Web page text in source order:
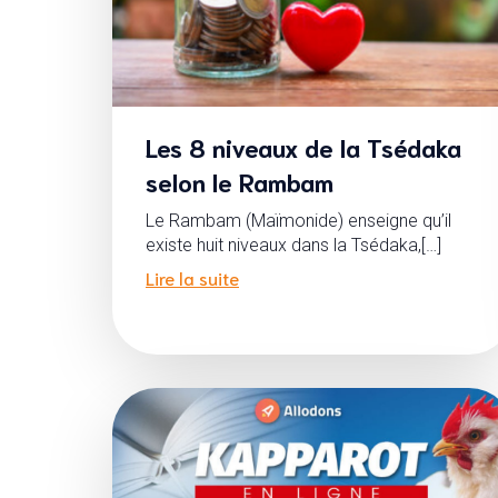
Les 8 niveaux de la Tsédaka
selon le Rambam
Le Rambam (Maïmonide) enseigne qu’il
existe huit niveaux dans la Tsédaka,[…]
Lire la suite